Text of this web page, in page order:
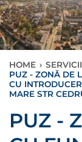
HOME ›
PUZ - ZONĂ DE
CU
MARE STR
PUZ -